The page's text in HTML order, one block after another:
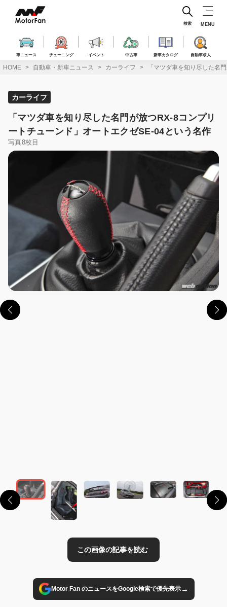
ス
車ニュース チューニング イベント 中古車 新車カタログ 自動車求人
検索 MENU
HOME 自動車・新車ニュース カーライフ 「マツダ車を知り尽した名
カーライフ
「マツダ車を知り尽した名門が放つRX-8コンプリ
ートチューンド」オートエクゼSE-04という名作
写真8枚目
Motor Fan のニュースをGoogle検索で優先表示→